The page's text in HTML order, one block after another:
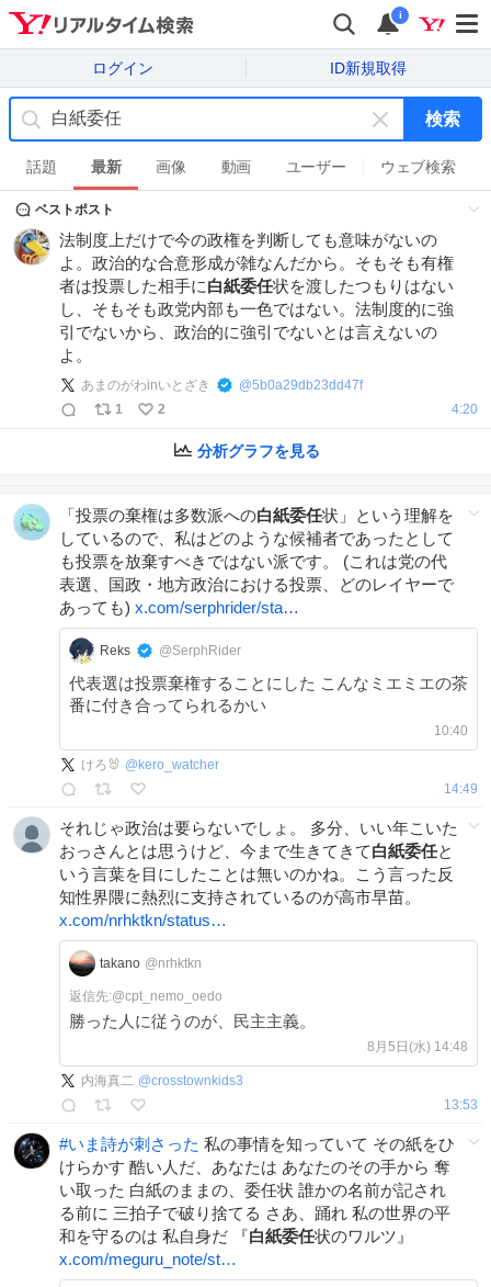
i
ログイン ID新規取得
キ
ー
ワ
ド
を
消
す
検索
話題 最新 画像 動画 ユーザー ウェブ検索
ベストポスト
法制度上だけで今の政権を判断しても意味がないの
よ。政治的な合意形成が雑なんだから。そもそも有権
者は投票した相手に白紙委任状を渡したつもりはない
し、そもそも政党内部も一色ではない。法制度的に強
引でないから、政治的に強引でないとは言えないの
よ。
あまのがわinいとざき @5b0a29db23dd47f
1
2 4:20
分析グラフを見る
「投票の棄権は多数派への白紙委任状」という理解を
しているので、私はどのような候補者であったとして
も投票を放棄すべきではない派です。 (これは党の代
表選、国政・地方政治における投票、どのレイヤーで
あっても) x.com/serphrider/sta…
Reks @SerphRider
代表選は投票棄権することにした こんなミエミエの茶
番に付き合ってられるかい
10:40
けろ🐰 @ kero_watcher
14:49
それじゃ政治は要らないでしょ。 多分、いい年こいた
おっさんとは思うけど、今まで生きてきて白紙委任と
いう言葉を目にしたことは無いのかね。こう言った反
知性界隈に熱烈に支持されているのが高市早苗。
x.com/nrhktkn/status…
takano @nrhktkn
返信先:@cpt_nemo_oedo
勝った人に従うのが、民主主義。
8月5日(水) 14:48
内海真二 @crosstownkids3
13:53
#いま詩が刺さった 私の事情を知っていて その紙をひ
けらかす 酷い人だ、あなたは あなたのその手から 奪
い取った 白紙のままの、委任状 誰かの名前が記され
る前に 三拍子で破り捨てる さあ、踊れ 私の世界の平
和を守るのは 私自身だ 『白紙委任状のワルツ』
x.com/meguru_note/st…